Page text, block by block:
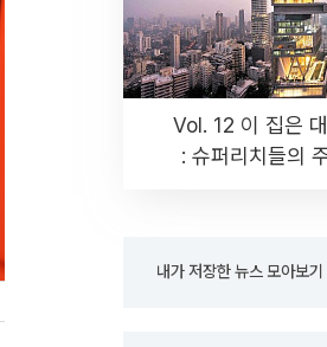
Vol. 12 이 집은
: 슈퍼리치들의
내가 저장한 뉴스 모아보기